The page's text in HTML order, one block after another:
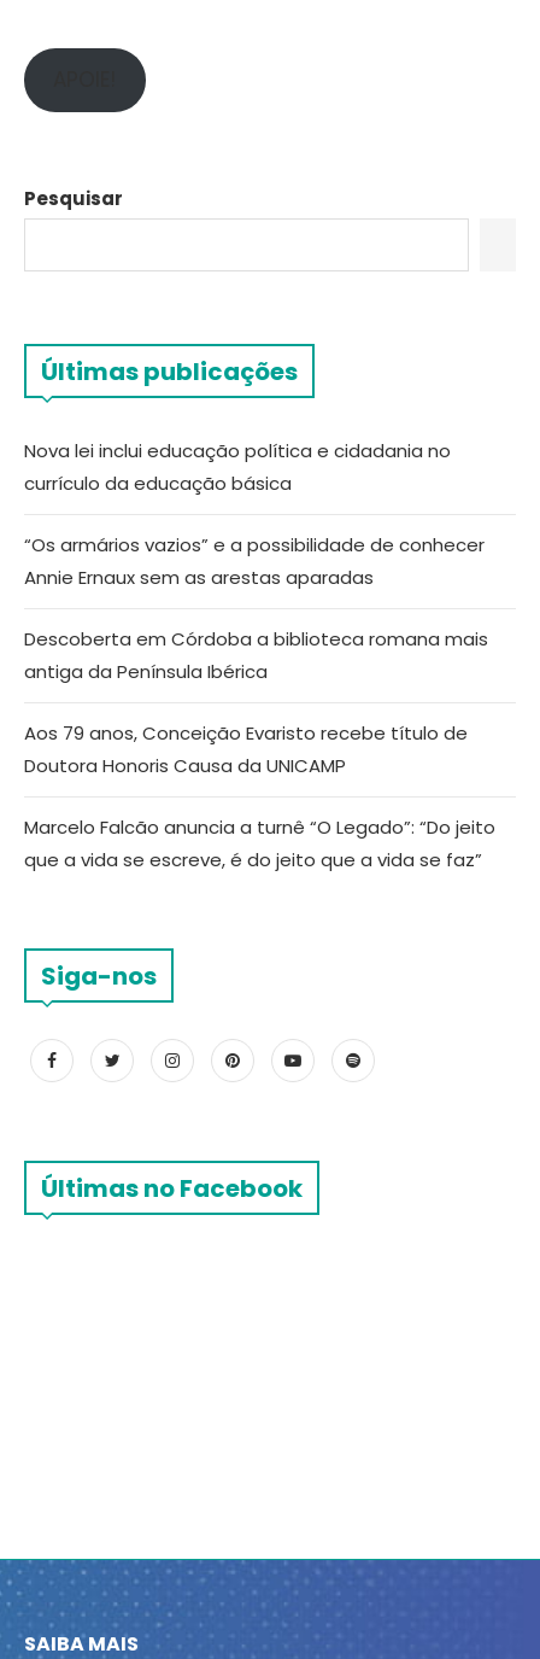
Pesquisar
Últimas publicações
Nova lei inclui educação política e cidadania no
currículo da educação básica
“Os armários vazios” e a possibilidade de conhecer
Annie Ernaux sem as arestas aparadas
Descoberta em Córdoba a biblioteca romana mais
antiga da Península Ibérica
Aos 79 anos, Conceição Evaristo recebe título de
Doutora Honoris Causa da UNICAMP
Marcelo Falcão anuncia a turnê “O Legado”: “Do jeito
que a vida se escreve, é do jeito que a vida se faz”
Siga-nos
Últimas no Facebook
SAIBA MAIS